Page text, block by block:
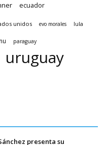
ecuador
unidos evo morales lula
paraguay
uruguay
presenta su